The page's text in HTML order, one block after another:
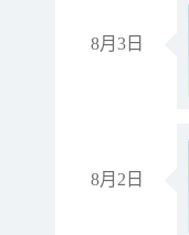
8月3日
8月2日